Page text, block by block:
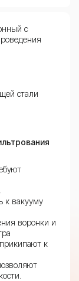
с
стали
к вакууму
воронки и
к